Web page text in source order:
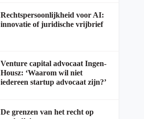
Rechtspersoonlijkheid voor AI:
innovatie of juridische vrijbrief
Venture capital advocaat Ingen-
Housz: ‘Waarom wil niet
iedereen startup advocaat zijn?’
De grenzen van het recht op